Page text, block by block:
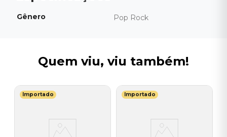
Gênero Pop Rock
Quem viu, viu também!
Importado Importado